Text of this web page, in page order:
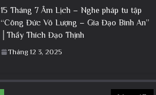
15 Tháng 7 Âm Lịch – Nghe pháp tu tập
“Công Đức Vô Lượng – Gia Đạo Bình An”
│Thầy Thích Đạo Thịnh
Tháng 12 3, 2025